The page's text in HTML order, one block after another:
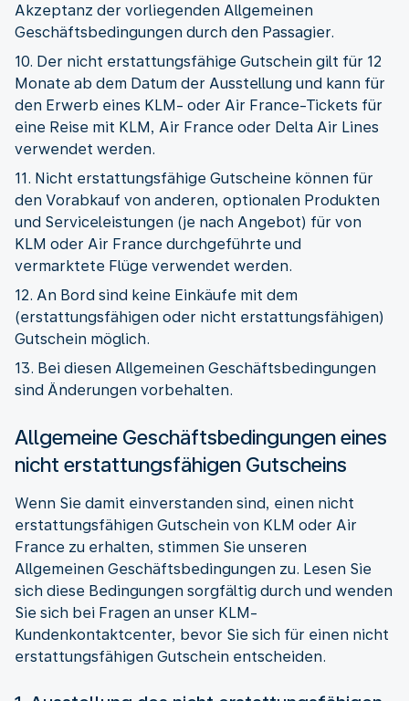
Akzeptanz der vorliegenden Allgemeinen
Geschäftsbedingungen durch den Passagier.
10. Der nicht erstattungsfähige Gutschein gilt für 12
Monate ab dem Datum der Ausstellung und kann für
den Erwerb eines KLM- oder Air France-Tickets für
eine Reise mit KLM, Air France oder Delta Air Lines
verwendet werden.
11. Nicht erstattungsfähige Gutscheine können für
den Vorabkauf von anderen, optionalen Produkten
und Serviceleistungen (je nach Angebot) für von
KLM oder Air France durchgeführte und
vermarktete Flüge verwendet werden.
12. An Bord sind keine Einkäufe mit dem
(erstattungsfähigen oder nicht erstattungsfähigen)
Gutschein möglich.
13. Bei diesen Allgemeinen Geschäftsbedingungen
sind Änderungen vorbehalten.
Allgemeine Geschäftsbedingungen eines
nicht erstattungsfähigen Gutscheins
Wenn Sie damit einverstanden sind, einen nicht
erstattungsfähigen Gutschein von KLM oder Air
France zu erhalten, stimmen Sie unseren
Allgemeinen Geschäftsbedingungen zu. Lesen Sie
sich diese Bedingungen sorgfältig durch und wenden
Sie sich bei Fragen an unser KLM-
Kundenkontaktcenter, bevor Sie sich für einen nicht
erstattungsfähigen Gutschein entscheiden.